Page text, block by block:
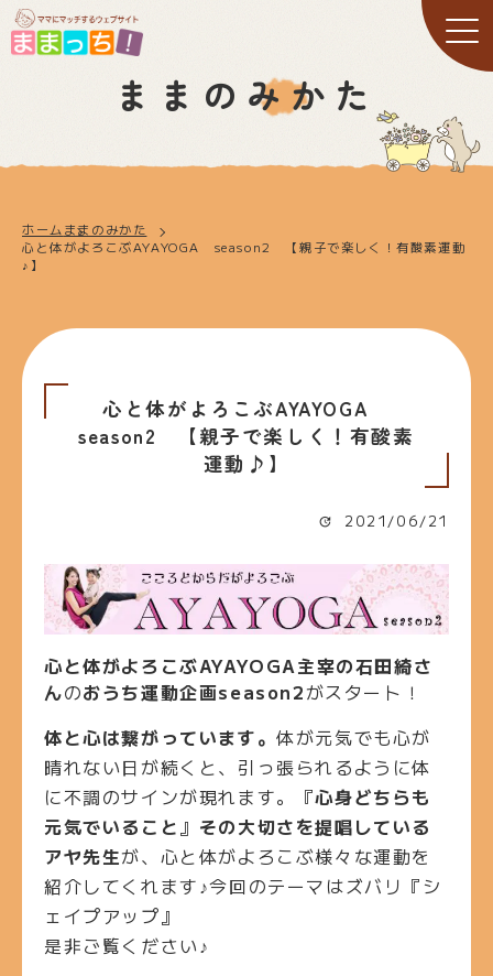
ままのみかた
ホーム ままのみかた
心と体がよろこぶAYAYOGA season2 【親子で楽しく！有酸素運動
♪】
心と体がよろこぶAYAYOGA
season2 【親子で楽しく！有酸素
運動♪】
2021/06/21
心と体がよろこぶAYAYOGA主宰の石田綺さ
んのおうち運動企画season2がスタート！
体と心は繋がっています。体が元気でも心が
晴れない日が続くと、引っ張られるように体
に不調のサインが現れます。『心身どちらも
元気でいること』 その大切さを提唱している
アヤ先生が、心と体がよろこぶ様々な運動を
紹介してくれます♪今回のテーマはズバリ『シ
ェイプアップ』
是非ご覧ください♪